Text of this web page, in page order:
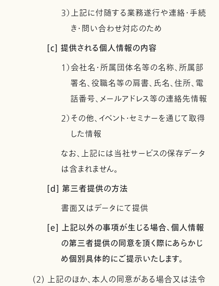
3）上記に付随する業務遂行や連絡・手続
き・問い合わせ対応のため
[c] 提供される個人情報の内容
1）会社名・所属団体名等の名称、所属部
署名、役職名等の肩書、氏名、住所、電
話番号、メールアドレス等の連絡先情報
2）その他、イベント・セミナーを通じて取得
した情報
なお、上記には当社サービスの保存データ
は含まれません。
[d] 第三者提供の方法
書面又はデータにて提供
[e] 上記以外の事項が生じる場合、個人情報
の第三者提供の同意を頂く際にあらかじ
め個別具体的にご提示いたします。
(2) 上記のほか、本人の同意がある場合又は法令